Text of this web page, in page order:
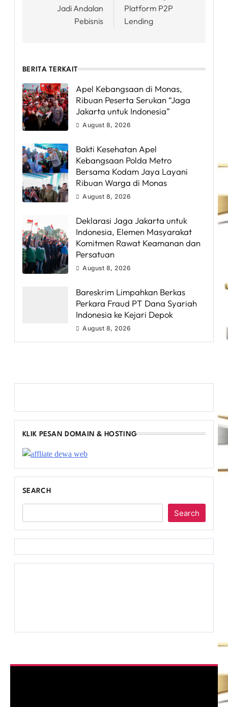
Jadi Andalan
Pebisnis
Platform P2P
Lending
BERITA TERKAIT
Apel Kebangsaan di Monas,
Ribuan Peserta Serukan “Jaga
Jakarta untuk Indonesia”
August 8, 2026
Bakti Kesehatan Apel
Kebangsaan Polda Metro
Bersama Kodam Jaya Layani
Ribuan Warga di Monas
August 8, 2026
Deklarasi Jaga Jakarta untuk
Indonesia, Elemen Masyarakat
Komitmen Rawat Keamanan dan
Persatuan
August 8, 2026
Bareskrim Limpahkan Berkas
Perkara Fraud PT Dana Syariah
Indonesia ke Kejari Depok
August 8, 2026
KLIK PESAN DOMAIN & HOSTING
SEARCH
Search